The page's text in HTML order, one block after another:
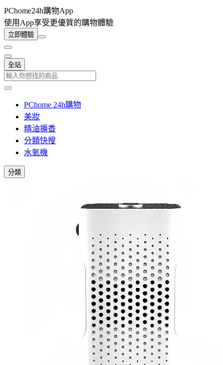
PChome24h購物App
使用App享受更優質的購物體驗
立即體驗
全站
PChome 24h購物
美妝
精油擴香
分類快搜
水氧機
分類